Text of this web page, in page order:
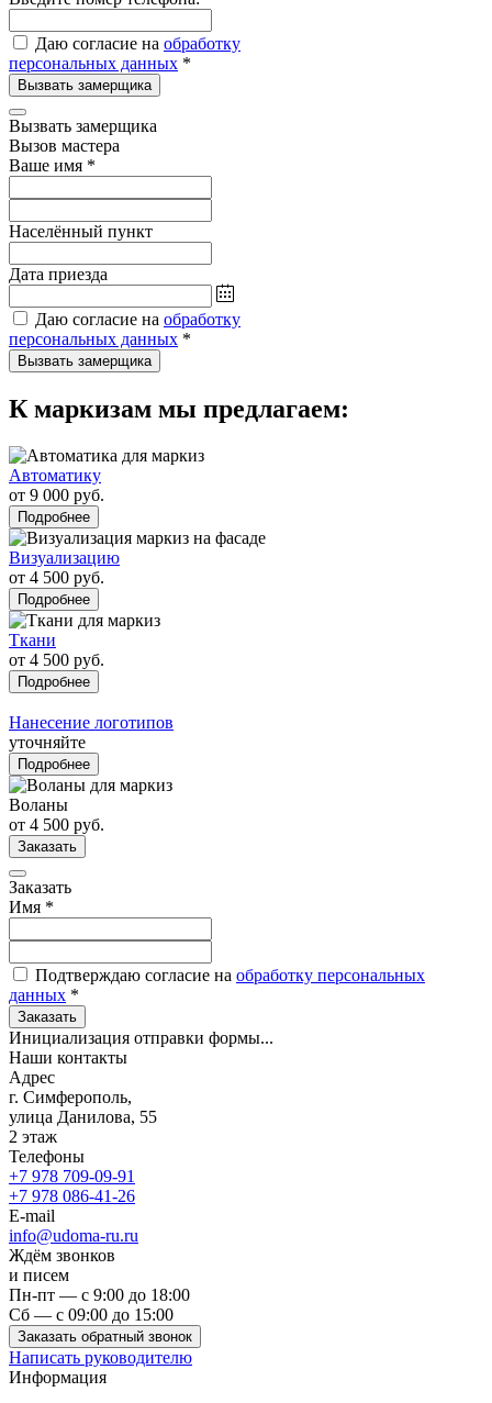
Даю согласие на обработку
персональных данных *
Вызвать замерщика
Вызвать замерщика
Вызов мастера
Ваше имя *
Населённый пункт
Дата приезда
Даю согласие на обработку
персональных данных *
Вызвать замерщика
К маркизам мы предлагаем:
Автоматику
от 9 000 руб.
Подробнее
Визуализацию
от 4 500 руб.
Подробнее
Ткани
от 4 500 руб.
Подробнее
Нанесение логотипов
уточняйте
Подробнее
Воланы
от 4 500 руб.
Заказать
Заказать
Имя *
Подтверждаю согласие на обработку персональных
данных *
Заказать
Инициализация отправки формы...
Наши контакты
Адрес
г. Симферополь,
улица Данилова, 55
2 этаж
Телефоны
+7 978 709-09-91
+7 978 086-41-26
E-mail
info@udoma-ru.ru
Ждём звонков
и писем
Пн-пт — с 9:00 до 18:00
Сб — с 09:00 до 15:00
Заказать обратный звонок
Написать руководителю
Информация